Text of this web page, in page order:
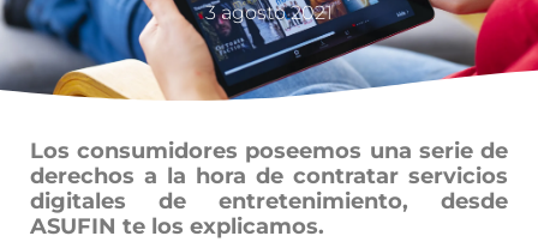
3 agosto 2021
Los consumidores poseemos una serie de
derechos a la hora de contratar servicios
digitales de entretenimiento, desde
ASUFIN te los explicamos.